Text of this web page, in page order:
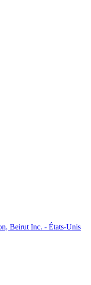
Beirut Inc. - États-Unis